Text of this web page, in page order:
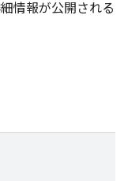
情報が公開される